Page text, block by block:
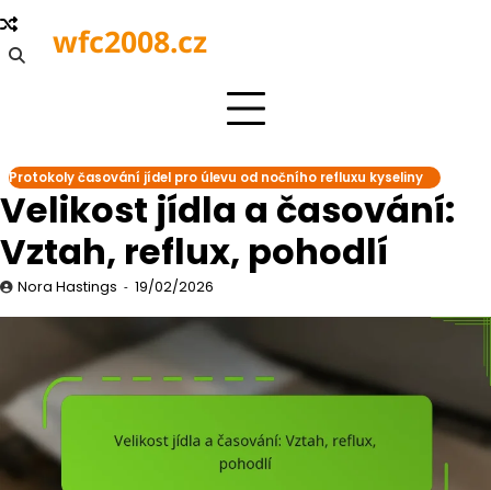
Skip
to
content
wfc2008.cz
Protokoly časování jídel pro úlevu od nočního refluxu kyseliny
Velikost jídla a časování:
Vztah, reflux, pohodlí
Nora Hastings 19/02/2026